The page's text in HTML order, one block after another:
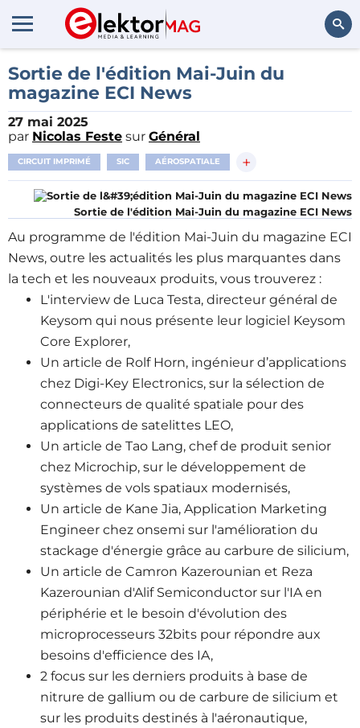
Sortie de l'édition Mai-Juin du
magazine ECI News
27 mai 2025
par Nicolas Feste sur Général
CIRCUIT IMPRIMÉ SIC AÉROSPATIALE +
Sortie de l'édition Mai-Juin du magazine ECI News
Au programme de l'édition Mai-Juin du magazine ECI
News, outre les actualités les plus marquantes dans
la tech et les nouveaux produits, vous trouverez :
L'interview de Luca Testa, directeur général de
Keysom qui nous présente leur logiciel Keysom
Core Explorer,
Un article de Rolf Horn, ingénieur d’applications
chez Digi-Key Electronics, sur la sélection de
connecteurs de qualité spatiale pour des
applications de satelittes LEO,
Un article de Tao Lang, chef de produit senior
chez Microchip, sur le développement de
systèmes de vols spatiaux modernisés,
Un article de Kane Jia, Application Marketing
Engineer chez onsemi sur l'amélioration du
stackage d'énergie grâce au carbure de silicium,
Un article de Camron Kazerounian et Reza
Kazerounian d'Alif Semiconductor sur l'IA en
périphérie et le besoin d'évolution des
microprocesseurs 32bits pour répondre aux
besoins d'efficience des IA,
2 focus sur les derniers produits à base de
nitrure de gallium ou de carbure de silicium et
sur les produits destinés à l'aéronautique,